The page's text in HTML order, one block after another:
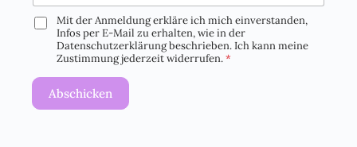
D
O
E
Mit der Anmeldung erkläre ich mich einverstanden,
Infos per E-Mail zu erhalten, wie in der
Datenschutzerklärung beschrieben. Ich kann meine
Zustimmung jederzeit widerrufen.*
Abschicken